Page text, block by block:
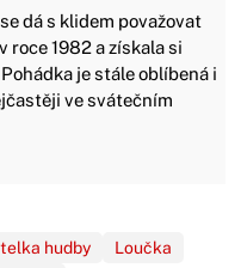
dá s klidem považovat
roce 1982 a získala si
je stále oblíbená i
ve svátečním
hudby
Loučka